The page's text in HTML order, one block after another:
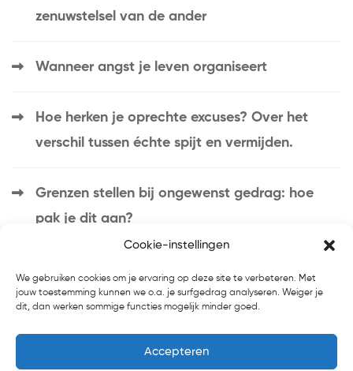
Cookie-instellingen
We gebruiken cookies om je ervaring op deze site te verbeteren. Met
jouw toestemming kunnen we o.a. je surfgedrag analyseren. Weiger je
dit, dan werken sommige functies mogelijk minder goed.
Accepteren
zenuwstelsel van de ander
Wanneer angst je leven organiseert
Hoe herken je oprechte excuses? Over het
verschil tussen échte spijt en vermijden.
Grenzen stellen bij ongewenst gedrag: hoe
pak je dit aan?
Introductie Blog